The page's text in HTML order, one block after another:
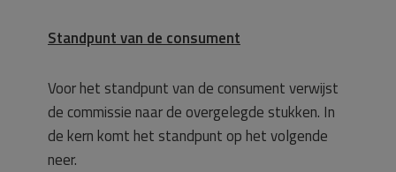
Standpunt van de consument
Voor het standpunt van de consument verwijst
de commissie naar de overgelegde stukken. In
de kern komt het standpunt op het volgende
neer.